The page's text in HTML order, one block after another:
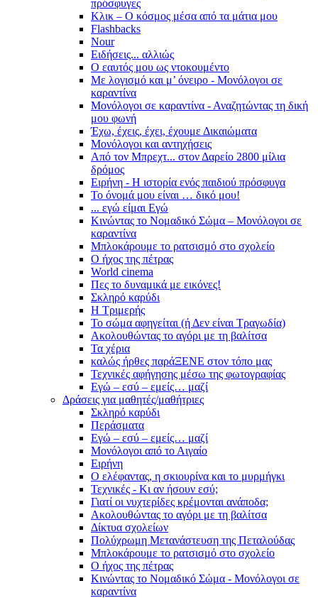
πρόσφυγες
Κλικ – Ο κόσμος μέσα από τα μάτια μου
Flashbacks
Nour
Ειδήσεις... αλλιώς
Ο εαυτός μου ως ντοκουμέντο
Με λογισμό και μ’ όνειρο - Μονόλογοι σε
καραντίνα
Μονόλογοι σε καραντίνα - Αναζητώντας τη δική
μου φωνή
Έχω, έχεις, έχει, έχουμε Δικαιώματα
Μονόλογοι και αντηχήσεις
Από τον Μπρεχτ... στον Δαρείο 2800 μίλια
δρόμος
Ειρήνη - Η ιστορία ενός παιδιού πρόσφυγα
Το όνομά μου είναι … δικό μου!
... εγώ είμαι Εγώ
Κινώντας το Νομαδικό Σώμα – Μονόλογοι σε
καραντίνα
Μπλοκάρουμε το ρατσισμό στο σχολείο
Ο ήχος της πέτρας
World cinema
Πες το δυναμικά με εικόνες!
Σκληρό καρύδι
Η Τριμερής
Το σώμα αφηγείται (ή Δεν είναι Τραγωδία)
Ακολουθώντας το αγόρι με τη βαλίτσα
Τα χέρια
καλώς ήρθες παράΞΕΝΕ στον τόπο μας
Τεχνικές αφήγησης μέσω της φωτογραφίας
Εγώ – εσύ – εμείς… μαζί
Δράσεις για μαθητές/μαθήτριες
Σκληρό καρύδι
Περάσματα
Εγώ – εσύ – εμείς… μαζί
Μονόλογοι από το Αιγαίο
Ειρήνη
Ο ελέφαντας, η σκιουρίνα και το μυρμήγκι
Τεχνικές - Κι αν ήσουν εσύ;
Γιατί οι νυχτερίδες κρέμονται ανάποδα;
Ακολουθώντας το αγόρι με τη βαλίτσα
Δίκτυα σχολείων
Πολύχρωμη Μετανάστευση της Πεταλούδας
Μπλοκάρουμε το ρατσισμό στο σχολείο
Ο ήχος της πέτρας
Κινώντας το Νομαδικό Σώμα - Μονόλογοι σε
καραντίνα